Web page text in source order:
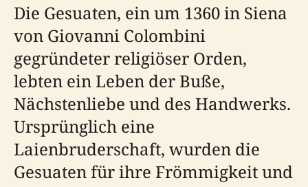
Die Gesuaten, ein um 1360 in Siena
von Giovanni Colombini
gegründeter religiöser Orden,
lebten ein Leben der Buße,
Nächstenliebe und des Handwerks.
Ursprünglich eine
Laienbruderschaft, wurden die
Gesuaten für ihre Frömmigkeit und